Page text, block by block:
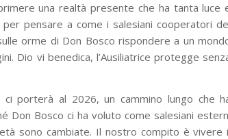
una realtà presente che ha tanta luce
pensare a come i salesiani cooperatori
orme di Don Bosco rispondere a un
Dio vi benedica, l’Ausiliatrice protegge
porterà al 2026, un cammino lungo che
Don Bosco ci ha voluto come salesiani
sono cambiate. Il nostro compito è vivere